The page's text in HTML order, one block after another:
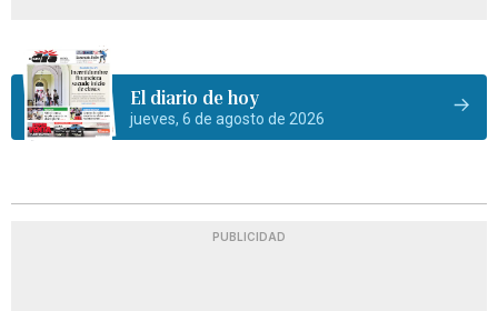
El diario de hoy
jueves, 6 de agosto de 2026
PUBLICIDAD